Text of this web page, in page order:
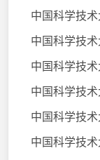
中国科学技
中国科学技
中国科学技
中国科学技
中国科学技
中国科学技